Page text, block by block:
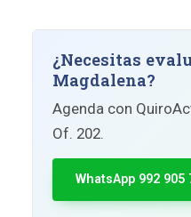
¿Necesitas
Magdalena?
Agenda con
Of. 202.
WhatsApp 992 905